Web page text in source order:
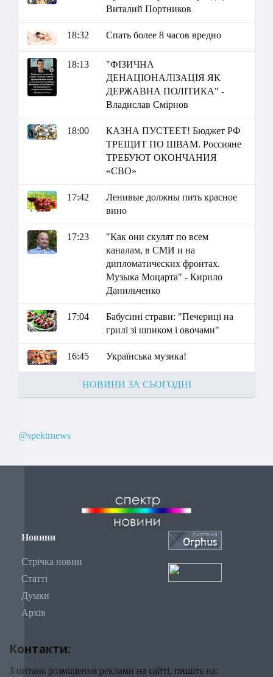
Виталий Портников
18:32 Спать более 8 часов вредно
18:13
"ФІЗИЧНА
ДЕНАЦІОНАЛІЗАЦІЯ ЯК
ДЕРЖАВНА ПОЛІТИКА" -
Владислав Смірнов
18:00
КАЗНА ПУСТЕЕТ! Бюджет РФ
ТРЕЩИТ ПО ШВАМ. Россияне
ТРЕБУЮТ ОКОНЧАНИЯ
«СВО»
17:42
Ленивые должны пить красное
вино
17:23
"Как они скулят по всем
каналам, в СМИ и на
дипломатических фронтах.
Музыка Моцарта" - Кирило
Данильченко
17:04
Бабусині страви: "Печериці на
грилі зі шпиком і овочами"
16:45 Українська музика!
НОВИНИ ЗА СЬОГОДНІ
@spektrnews
Новини
Стрічка новин
Статті
Думки
Архів
Контакти:
З питань розміщення реклами на сайті, пишіть на: